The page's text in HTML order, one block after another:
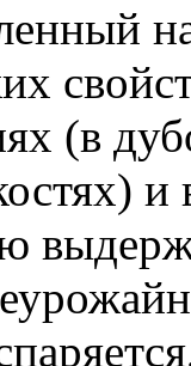
(в